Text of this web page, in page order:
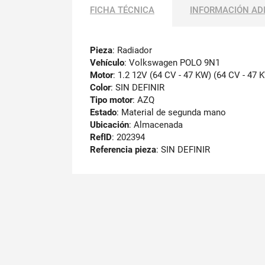
FICHA TÉCNICA INFORMACIÓN
Pieza: Radiador
Vehículo: Volkswagen POLO 9N1
Motor: 1.2 12V (64 CV - 47 KW) (64 CV - 47
Color: SIN DEFINIR
Tipo motor: AZQ
Estado: Material de segunda mano
Ubicación: Almacenada
RefID: 202394
Referencia pieza: SIN DEFINIR